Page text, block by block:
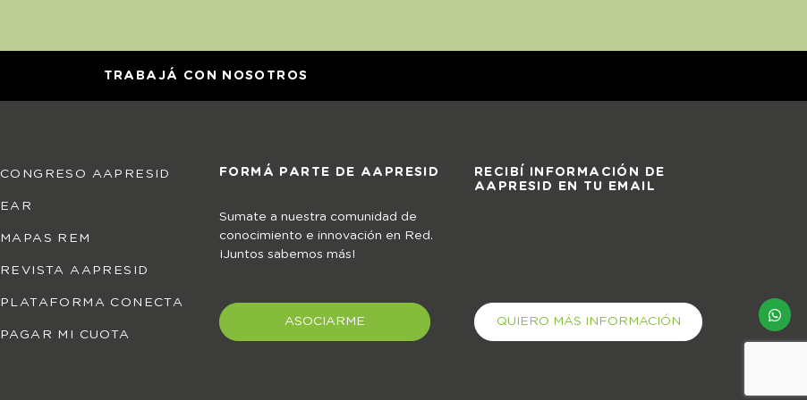
TRABAJÁ CON NOSOTROS
CONGRESO AAPRESID
EAR
MAPAS REM
REVISTA AAPRESID
PLATAFORMA CONECTA
PAGAR MI CUOTA
FORMÁ PARTE DE AAPRESID
Sumate a nuestra comunidad de
conocimiento e innovación en Red.
¡Juntos sabemos más!
ASOCIARME
RECIBÍ INFORMACIÓN DE
AAPRESID EN TU EMAIL
QUIERO MÁS INFORMACIÓN